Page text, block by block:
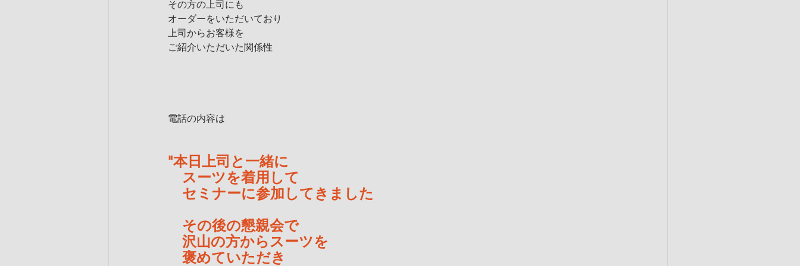
その方の上司にも
オーダーをいただいており
上司からお客様を
ご紹介いただいた関係性
電話の内容は
"本日上司と一緒に
スーツを着用して
セミナーに参加してきました
その後の懇親会で
沢山の方からスーツを
褒めていただき